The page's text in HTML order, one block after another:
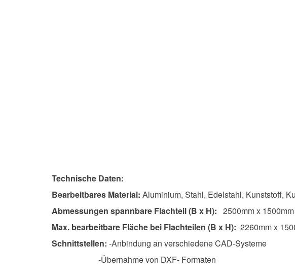
Technische Daten:
Bearbeitbares Material: Aluminium, Stahl, Edelstahl, Kunststoff,
Abmessungen spannbare Flachteil (B x H): 2500mm x 1500mm
Max. bearbeitbare Fläche bei Flachteilen (B x H): 2260mm x
Schnittstellen: -Anbindung an verschiedene CAD-Systeme
-Übernahme von DXF- Formaten